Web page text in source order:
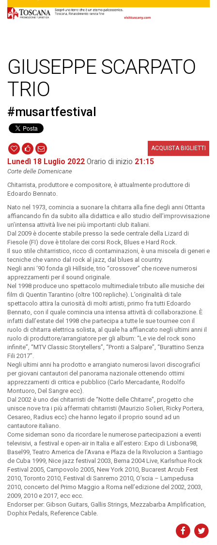
GIUSEPPE SCARPATO
TRIO
#musartfestival
ACQUISTA BIGLIETTI
Lunedì 18 Luglio 2022 Orario di inizio 21:15
Corte delle Domenicane
Chitarrista, produttore e compositore, è attualmente produttore di
Edoardo Bennato.
Nato nel 1973, comincia a suonare la chitarra alla fine degli anni Ottanta
affiancando fin da subito alla didattica e allo studio dell’improvvisazione
un’intensa attività live nei più importanti club italiani.
Dal 2009 è docente stabile presso la sede centrale della Lizard di
Fiesole (FI) dove è titolare dei corsi Rock, Blues e Hard Rock.
Il suo stile chitarristico, ricco di contaminazioni, è una miscela di generi e
tecniche che vanno dal rock al jazz, dal blues al country.
Negli anni ‘90 fonda gli Hillside, trio “crossover” che riceve numerosi
apprezzamenti per il sound originale.
Nel 1998 produce uno spettacolo multimediale tributo alle musiche dei
film di Quentin Tarantino (oltre 100 repliche). L’originalità di tale
spettacolo attira la curiosità di molti artisti, primo fra tutti Edoardo
Bennato, con il quale comincia una intensa attività di collaborazione. È
infatti dall’estate del 1998 che partecipa a tutte le sue tournee con il
ruolo di chitarra elettrica solista, al quale ha affiancato negli ultimi anni il
ruolo di produttore/arrangiatore per gli album: “Le vie del rock sono
infinite”, “MTV Classic Storytellers”, “Pronti a Salpare”, “Burattino Senza
Fili 2017”.
Negli ultimi anni ha prodotto e arrangiato numerosi lavori discografici
per giovani cantautori del panorama nazionale ottenendo ottimi
apprezzamenti di critica e pubblico (Carlo Mercadante, Rodolfo
Montuoro, Del Sangre ecc).
Dal 2002 è uno dei chitarristi de “Notte delle Chitarre”, progetto che
unisce nove tra i più affermati chitarristi (Maurizio Solieri, Ricky Portera,
Cesareo, Radius ecc) che hanno legato il proprio sound ad un
cantautore italiano.
Come sideman sono da ricordare le numerose partecipazioni a eventi
televisivi, a festival e open-air in Italia e all’estero: Expo di Lisbona98,
Basel99, Teatro America de l’Avana e Plaza de la Rivolucion a Santiago
de Cuba 1999, Nice jazz festival 2003, Berna 2004 Live, Karlsrhue Rock
Festival 2005, Campovolo 2005, New York 2010, Bucarest Arcub Fest
2010, Toronto 2010, Festival di Sanremo 2010, O’scia – Lampedusa
2010, concerto del Primo Maggio a Roma nell’edizione del 2002, 2003,
2009, 2010 e 2017, ecc ecc.
Endorser per: Gibson Guitars, Gallis Strings, Mezzabarba Amplification,
Dophix Pedals, Reference Cable.